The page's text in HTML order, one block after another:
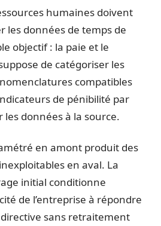
humaines doivent
les données de temps de
objectif : la paie et le
de catégoriser les
compatibles
de pénibilité par
les données à la source.
en amont produit des
en aval. La
initial conditionne
de l’entreprise à répondre
sans retraitement